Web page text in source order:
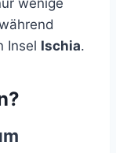
Insel Ischia.